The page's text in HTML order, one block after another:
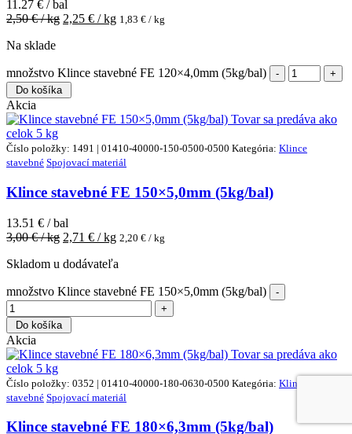
11.27 € / bal
2,50€ / kg 2,25 € / kg 1,83 € / kg
Na sklade
množstvo Klince stavebné FE 120×4,0mm (5kg/bal)
Do košíka
Akcia
Tovar sa predáva ako
celok 5 kg
Číslo položky: 1491 | 01410-40000-150-0500-0500 Kategória: Klince
stavebné Spojovací materiál
Klince stavebné FE 150×5,0mm (5kg/bal)
13.51 € / bal
3,00€ / kg 2,71 € / kg 2,20 € / kg
Skladom u dodávateľa
množstvo Klince stavebné FE 150×5,0mm (5kg/bal)
Do košíka
Akcia
Tovar sa predáva ako
celok 5 kg
Číslo položky: 0352 | 01410-40000-180-0630-0500 Kategória: Klince
stavebné Spojovací materiál
Klince stavebné FE 180×6,3mm (5kg/bal)